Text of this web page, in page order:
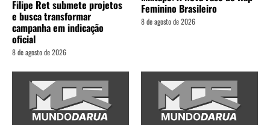
Filipe Ret submete projetos
e busca transformar
campanha em indicação
oficial
8 de agosto de 2026
Feminino Brasileiro
8 de agosto de 2026